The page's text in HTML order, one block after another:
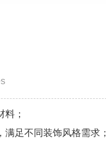
料；
足不同装饰风格需求；